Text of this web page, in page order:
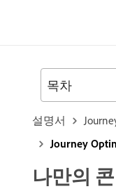
설명서
Journey
나만의
목차